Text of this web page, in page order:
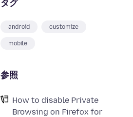
タグ
android customize
mobile
参照
How to disable Private
Browsing on Firefox for